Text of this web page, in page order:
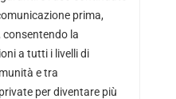
prima,
la
a tutti i livelli di
e tra
per diventare più